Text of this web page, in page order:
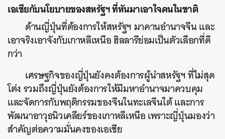
เอเชียกับนโยบายของสหรัฐฯ ที่หันมาเอาใจคนในชาติ
ด้านญี่ปุ่นที่ต้องการให้สหรัฐฯ มาคานอำนาจจีน และ
เอาจริงเอาจังกับเกาหลีเหนือ ฮิลลารีย่อมเป็นตัวเลือกที่ดี
กว่า
เศรษฐกิจของญี่ปุ่นยังคงต้องการผู้นำสหรัฐฯ ที่ไม่สุด
โต่ง รวมถึงญี่ปุ่นยังต้องการให้มีมหาอำนาจมาควบคุม
และจัดการกับพฤติกรรมของจีนในทะเลจีนใต้ และการ
พัฒนาอาวุธนิวเคลียร์ของเกาหลีเหนือ เพราะญี่ปุ่นมองว่า
สำคัญต่อความมั่นคงของเอเชีย